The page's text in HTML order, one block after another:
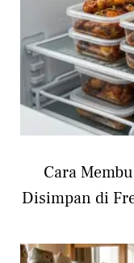
Cara
Disimpan di